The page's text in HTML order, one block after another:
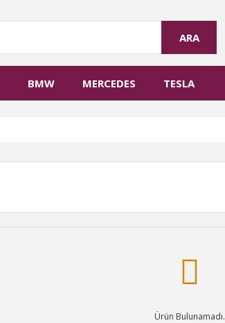
ARA
BMW MERCEDES TESLA
Ürün Bulunamadı.